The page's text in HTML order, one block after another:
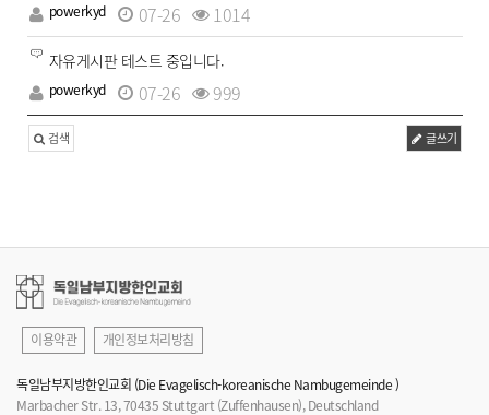
powerkyd 07-26 1014
자유게시판 테스트 중입니다.
powerkyd 07-26 999
검색 글쓰기
이용약관 개인정보처리방침
독일남부지방한인교회 (Die Evagelisch-koreanische Nambugemeinde )
Marbacher Str. 13, 70435 Stuttgart (Zuffenhausen), Deutschland